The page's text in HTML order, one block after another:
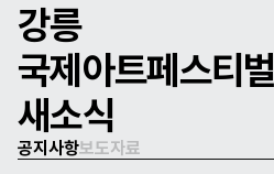
강릉
국제아트페스티벌
새소식
공지사항보도자료